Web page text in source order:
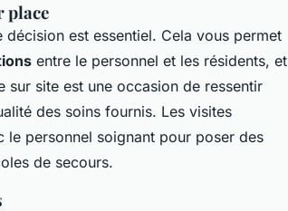
place
est essentiel. Cela vous permet
entre le personnel et les résidents, et
site est une occasion de ressentir
des soins fournis. Les visites
le personnel soignant pour poser des
de secours.